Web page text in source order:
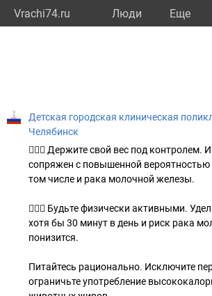
Vrachi74.ru Люди Eще
Детская городская клиническая
Челябинск
🏌🏻‍♂️ Держите свой вес под контролем.
сопряжен с повышенной вероятностью
том числе и рака молочной железы.
🚴🏻‍♀️ Будьте физически активными.
хотя бы 30 минут в день и риск рака
понизится.
Питайтесь рационально. Исключите
ограничьте употребление